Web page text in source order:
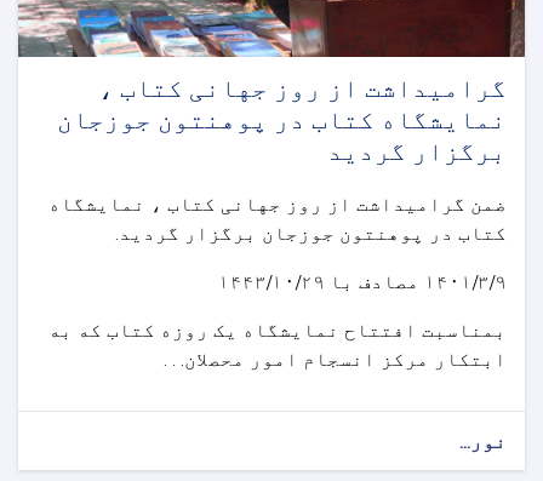
گرامیداشت از روز جهانی کتاب ،
نمایشگاه کتاب در پوهنتون جوزجان
برگزار گردید
ضمن گرامیداشت از روز جهانی کتاب ، نمایشگاه
کتاب در پوهنتون جوزجان برگزار گردید.
۱۴۰۱/۳/۹ مصادف با ۱۴۴۳/۱۰/۲۹
بمناسبت افتتاح نمایشگاه یک روزه کتاب که به
ابتکار مرکز انسجام امور محصلان. . .
نور...